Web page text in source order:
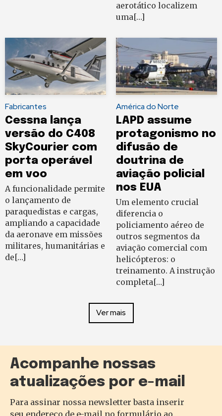
aerotático localizem
uma[…]
Fabricantes
Cessna lança
versão do C408
SkyCourier com
porta operável
em voo
A funcionalidade permite
o lançamento de
paraquedistas e cargas,
ampliando a capacidade
da aeronave em missões
militares, humanitárias e
de[…]
América do Norte
LAPD assume
protagonismo no
difusão de
doutrina de
aviação policial
nos EUA
Um elemento crucial
diferencia o
policiamento aéreo de
outros segmentos da
aviação comercial com
helicópteros: o
treinamento. A instrução
completa[…]
Ver mais
Acompanhe nossas
atualizações por e-mail
Para assinar nossa newsletter basta inserir
seu endereço de e-mail no formulário ao